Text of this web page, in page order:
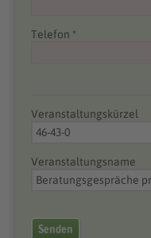
Telefon *
Veranstaltungskürzel
Veranstaltungsname
Senden